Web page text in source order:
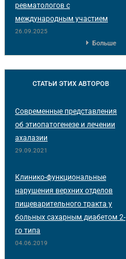
ревматологов с
международным участием
26.09.2025
Больше
СТАТЬИ ЭТИХ АВТОРОВ
Современные представления
об этиопатогенезе и лечении
ахалазии
29.09.2021
Клинико-функциональные
нарушения верхних отделов
пищеварительного тракта у
больных сахарным диабетом 2-
го типа
04.06.2019